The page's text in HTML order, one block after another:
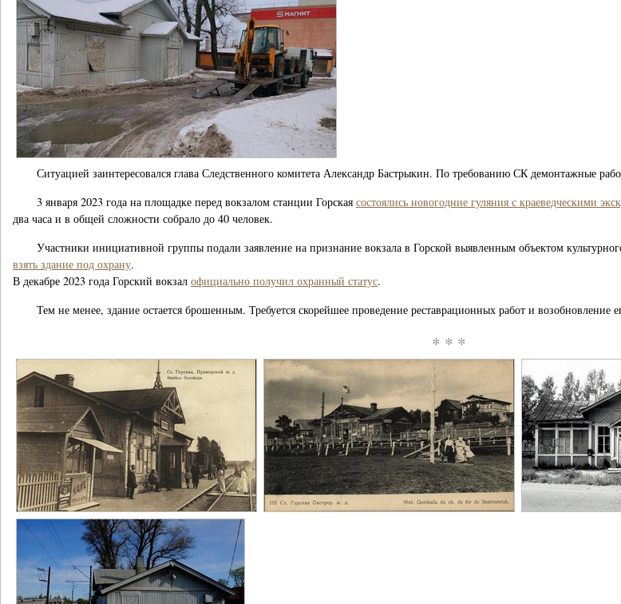
Ситуацией заинтересовался глава Следственного комитета Александр Бастрыкин. По требованию СК демонтажные
3 января 2023 года на площадке перед вокзалом станции Горская состоялись новогодние гуляния с краеведческими
два часа и в общей сложности собрало до 40 человек.
Участники инициативной группы подали заявление на признание вокзала в Горской выявленным объектом
взять здание под охрану.
В декабре 2023 года Горский вокзал официально получил охранный статус.
Тем не менее, здание остается брошенным. Требуется скорейшее проведение реставрационных работ и возобновление
* * *